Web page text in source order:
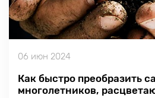
06 июн 2024
Как быстро преобразить
многолетников,